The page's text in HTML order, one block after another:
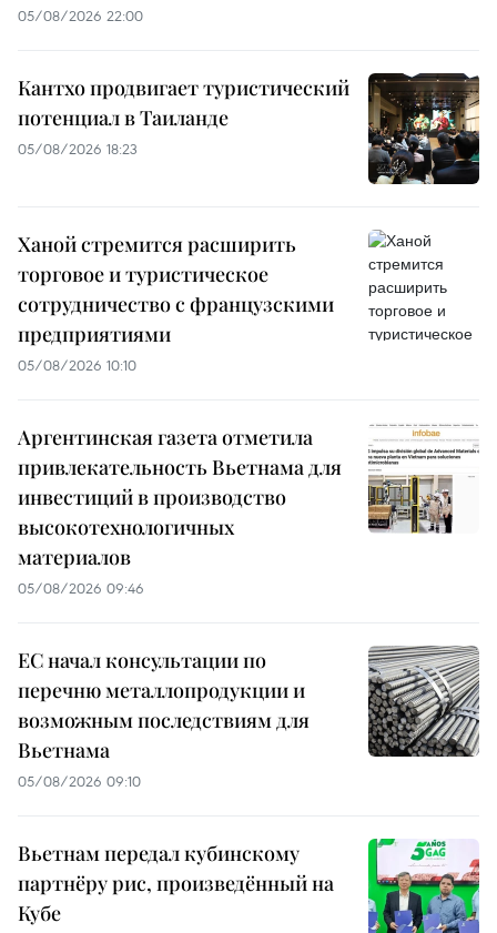
05/08/2026 22:00
Кантхо продвигает туристический
потенциал в Таиланде
05/08/2026 18:23
Ханой стремится расширить
торговое и туристическое
сотрудничество с французскими
предприятиями
05/08/2026 10:10
Аргентинская газета отметила
привлекательность Вьетнама для
инвестиций в производство
высокотехнологичных
материалов
05/08/2026 09:46
ЕС начал консультации по
перечню металлопродукции и
возможным последствиям для
Вьетнама
05/08/2026 09:10
Вьетнам передал кубинскому
партнёру рис, произведённый на
Кубе